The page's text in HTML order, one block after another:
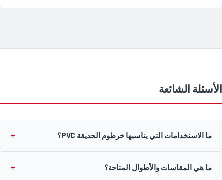
الأسئلة الشائعة
ما الاستخدامات التي يناسبها خرطوم الحديقة PVC؟
ما هي المقاسات والأطوال المتاحة؟